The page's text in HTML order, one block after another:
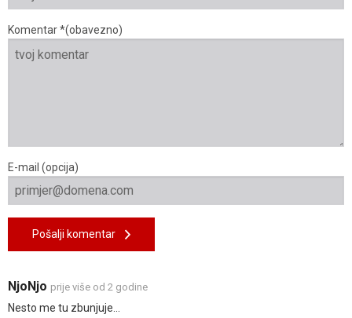
Komentar *(obavezno)
E-mail (opcija)
Pošalji komentar
NjoNjo prije više od 2 godine
Nesto me tu zbunjuje...